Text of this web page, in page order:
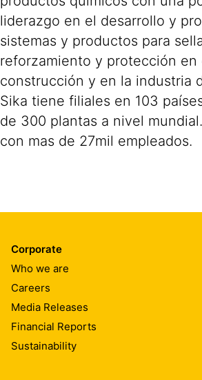
liderazgo en el desarrollo y
sistemas y productos para
reforzamiento y protección en
construcción y en la industria
Sika tiene filiales en 103
de 300 plantas a nivel
con mas de 27mil empleados.
Corporate
Who we are
Careers
Media Releases
Financial Reports
Sustainability